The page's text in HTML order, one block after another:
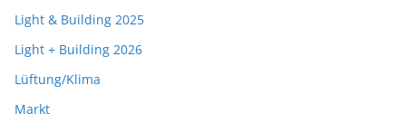
Light & Building 2025
Light + Building 2026
Lüftung/Klima
Markt